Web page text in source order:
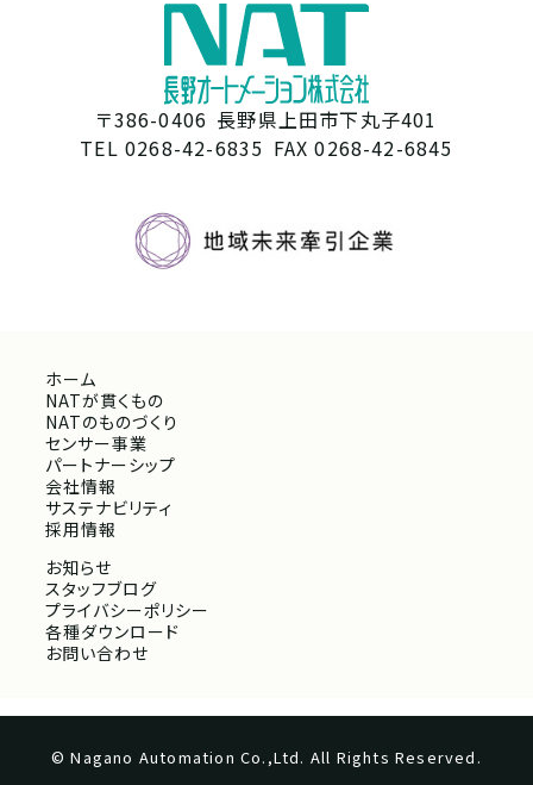
〒386-0406 長野県上田市下丸子401
TEL 0268-42-6835 FAX 0268-42-6845
ホーム
NATが貫くもの
NATのものづくり
センサー事業
パートナーシップ
会社情報
サステナビリティ
採用情報
お知らせ
スタッフブログ
プライバシーポリシー
各種ダウンロード
お問い合わせ
© Nagano Automation Co.,Ltd. All Rights Reserved.